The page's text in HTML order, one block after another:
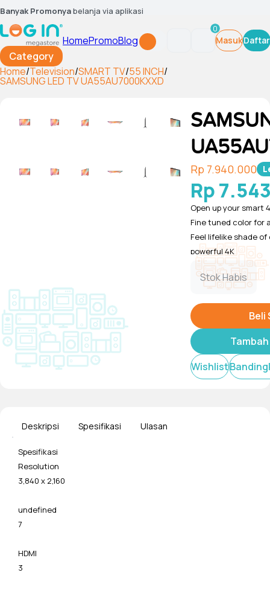
Banyak Promonyabelanja via aplikasi
Category
HomePromoBlog
0
MasukDaftar
Home/Television/SMART TV/55 INCH/
SAMSUNG LED TV UA55AU7000KXXD
Rp 7.940.000
Rp
Tampilkan
Open up your smart
Fine tuned color for
Feel lifelike shade
powerful 4K
Stok Habis
Beli
Wishlist
Deskripsi Spesifikasi Ulasan
Spesifikasi
Resolution
3,840 x 2,160
undefined
7
HDMI
3